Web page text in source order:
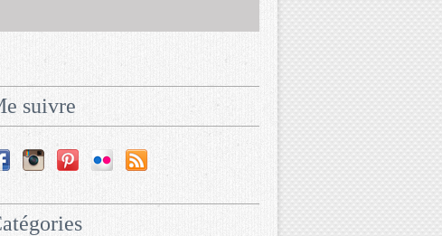
suivre